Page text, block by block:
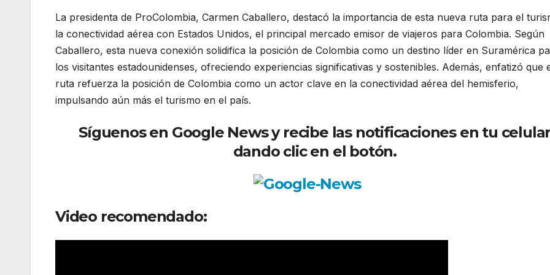
La presidenta de ProColombia, Carmen Caballero, destacó la importancia de esta nueva ruta para el
la conectividad aérea con Estados Unidos, el principal mercado emisor de viajeros para Colombia. Según
Caballero, esta nueva conexión solidifica la posición de Colombia como un destino líder en Suramérica
los visitantes estadounidenses, ofreciendo experiencias significativas y sostenibles. Además, enfatizó que
ruta refuerza la posición de Colombia como un actor clave en la conectividad aérea del hemisferio,
impulsando aún más el turismo en el país.
Síguenos en Google News y recibe las notificaciones en tu celular
dando clic en el botón.
Video recomendado: